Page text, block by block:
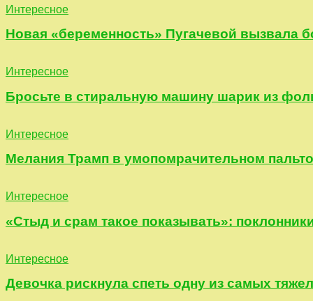
Интересное
Новая «беременность» Пугачевой вызвала
Интересное
Бросьте в стиральную машину шарик из
Интересное
Мелания Трамп в умопомрачительном
Интересное
«Стыд и срам такое показывать»:
Интересное
Девочка рискнула спеть одну из самых